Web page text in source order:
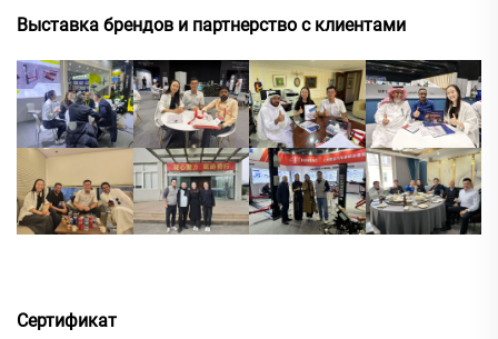
Выставка брендов и партнерство с клиентами
Сертификат